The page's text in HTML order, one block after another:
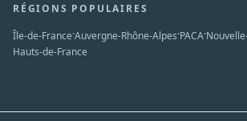
RÉGIONS POPULAIRES
Île-de-France·Auvergne-Rhône-Alpes·PACA·
Hauts-de-France